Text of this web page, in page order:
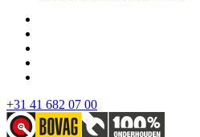
+31 41 682 07 00